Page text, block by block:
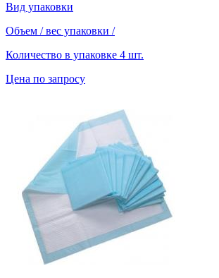
Вид упаковки
Объем / вес упаковки /
Количество в упаковке 4 шт.
Цена по запросу